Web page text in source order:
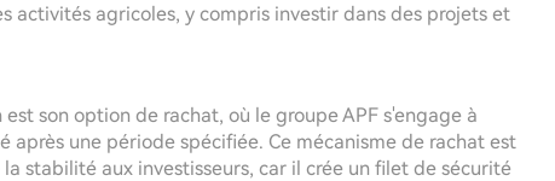
activités agricoles, y compris investir dans des projets et
son option de rachat, où le groupe APF s'engage à
une période spécifiée. Ce mécanisme de rachat est
stabilité aux investisseurs, car il crée un filet de sécurité